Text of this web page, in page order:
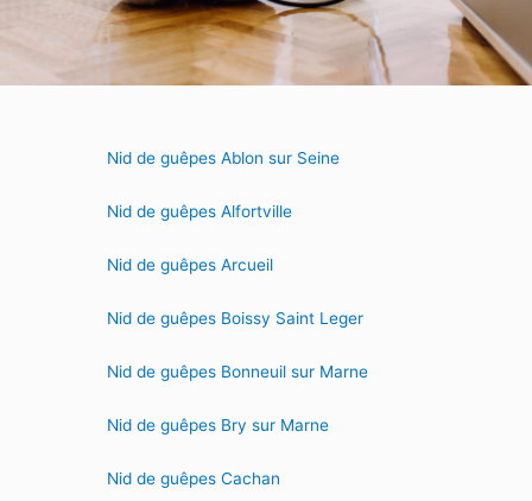
Nid de guêpes Ablon sur Seine
Nid de guêpes Alfortville
Nid de guêpes Arcueil
Nid de guêpes Boissy Saint Leger
Nid de guêpes Bonneuil sur Marne
Nid de guêpes Bry sur Marne
Nid de guêpes Cachan